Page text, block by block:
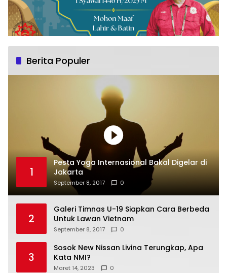
Berita Populer
1
Pesta Yoga Internasional Bakal Digelar di
Jakarta
September 8, 2017 0
2
Galeri Timnas U-19 Siapkan Cara Berbeda
Untuk Lawan Vietnam
September 8, 2017 0
3
Sosok New Nissan Livina Terungkap, Apa
Kata NMI?
Maret 14, 2023 0